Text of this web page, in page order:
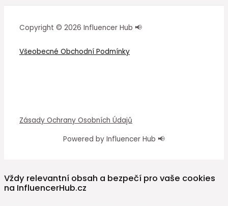
Copyright © 2026 Influencer Hub 📢
Všeobecné Obchodní Podmínky
Zásady Ochrany Osobních Údajů
Powered by Influencer Hub 📢
Vždy relevantní obsah a bezpečí pro vaše cookies
na InfluencerHub.cz